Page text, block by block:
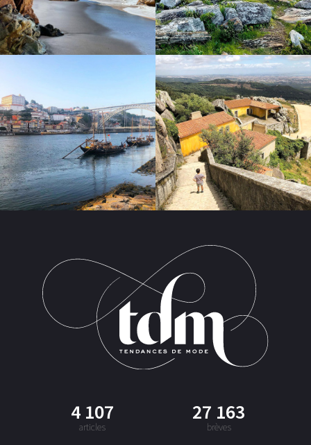
4 107
articles
27 163
brèves